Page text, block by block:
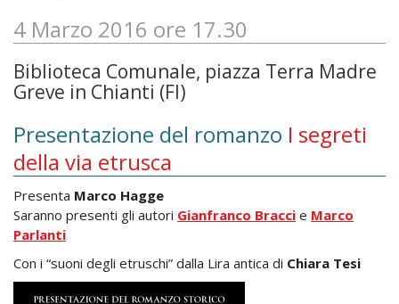
4 Marzo 2016 ore 17.30
Biblioteca Comunale, piazza Terra Madre
Greve in Chianti (FI)
Presentazione del romanzo I segreti
della via etrusca
Presenta Marco Hagge
Saranno presenti gli autori Gianfranco Bracci e Marco
Parlanti
Con i “suoni degli etruschi” dalla Lira antica di Chiara Tesi